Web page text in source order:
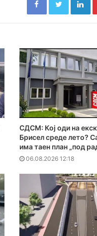
СДСМ: Кој оди на
Брисел среде лето?
има таен план „под
06.08.2026 12:18